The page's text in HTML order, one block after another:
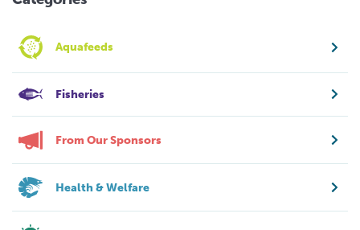
Aquafeeds
Fisheries
From Our Sponsors
Health & Welfare